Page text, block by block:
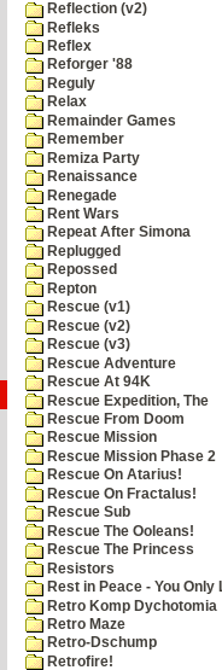
Reflection (v2)
Refleks
Reflex
Reforger '88
Reguly
Relax
Remainder Games
Remember
Remiza Party
Renaissance
Renegade
Rent Wars
Repeat After Simona
Replugged
Repossed
Repton
Rescue (v1)
Rescue (v2)
Rescue (v3)
Rescue Adventure
Rescue At 94K
Rescue Expedition, The
Rescue From Doom
Rescue Mission
Rescue Mission Phase 2
Rescue On Atarius!
Rescue On Fractalus!
Rescue Sub
Rescue The Ooleans!
Rescue The Princess
Resistors
Rest in Peace - You Only
Retro Komp Dychotomia
Retro Maze
Retro-Dschump
Retrofire!